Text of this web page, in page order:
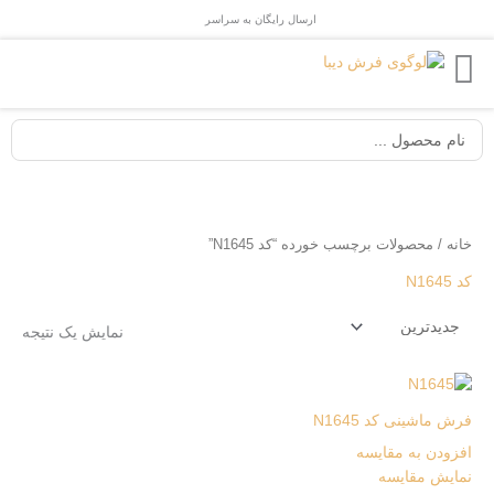
محتوا
ارسال رایگان به سراسر
جستجو
...
خانه / محصولات برچسب خورده “کد N1645”
کد N1645
نمایش یک نتیجه
فرش ماشینی کد N1645
افزودن به مقایسه
نمایش مقایسه